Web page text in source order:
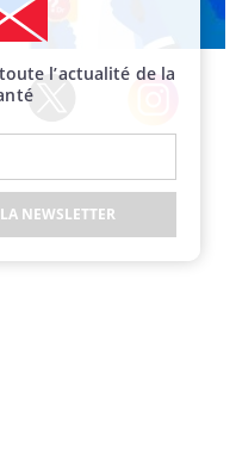
Twitter Instagram
l’actualité de la
NEWSLETTER